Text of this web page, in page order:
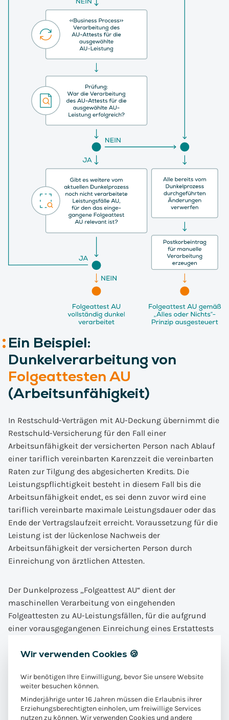
Ein Beispiel:
Dunkelverarbeitung von
Folgeattesten AU
(Arbeitsunfähigkeit)
In Restschuld-Verträgen mit AU-Deckung übernimmt die
Restschuld-Versicherung für den Fall einer
Arbeitsunfähigkeit der versicherten Person nach Ablauf
einer tariflich vereinbarten Karenzzeit die vereinbarten
Raten zur Tilgung des abgesicherten Kredits. Die
Leistungspflichtigkeit besteht in diesem Fall bis die
Arbeitsunfähigkeit endet, es sei denn zuvor wird eine
tariflich vereinbarte maximale Leistungsdauer oder das
Ende der Vertragslaufzeit erreicht. Voraussetzung für die
Leistung ist der lückenlose Nachweis der
Arbeitsunfähigkeit der versicherten Person durch
Einreichung von ärztlichen Attesten.
Der Dunkelprozess „Folgeattest AU“ dient der
maschinellen Verarbeitung von eingehenden
Folgeattesten zu AU-Leistungsfällen, für die aufgrund
einer vorausgegangenen Einreichung eines Erstattests
bestätigt worden ist. In der Regel ist daher auch bereits
Leistungsfall angelegt und frei gegeben worden.
Im Rahmen der Posteingangsverarbeitung werden die
Wir verwenden Cookies 🍪
Wir benötigen Ihre Einwilligung, bevor Sie unsere Website
weiter besuchen können.
Minderjährige unter 16 Jahren müssen die Erlaubnis ihrer
Erziehungsberechtigten einholen, um freiwillige Services
nutzen zu können. Wir verwenden Cookies und andere